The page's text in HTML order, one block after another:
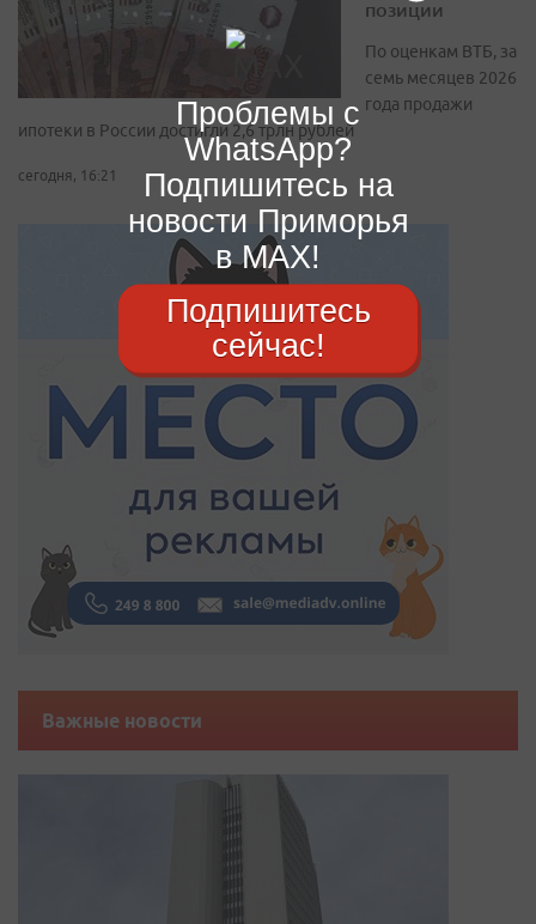
позиции
По оценкам ВТБ, за
семь месяцев 2026
года продажи
ипотеки в России достигли 2,6 трлн рублей
сегодня, 16:21
Важные новости
Проблемы с
WhatsApp?
Подпишитесь на
новости Приморья
в MAX!
Подпишитесь
сейчас!